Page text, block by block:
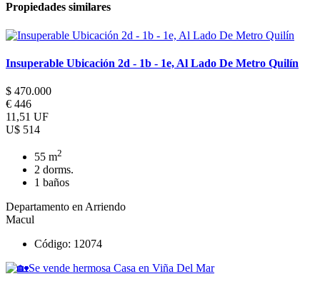
Propiedades similares
Insuperable Ubicación 2d - 1b - 1e, Al Lado De Metro Quilín
$ 470.000
€ 446
11,51 UF
U$ 514
55 m2
2 dorms.
1 baños
Departamento en Arriendo
Macul
Código: 12074